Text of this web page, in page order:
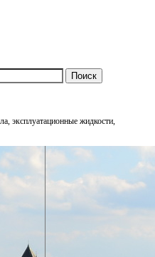
эксплуатационные жидкости,